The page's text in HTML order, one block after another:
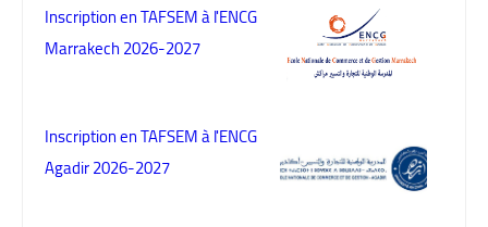
Inscription en TAFSEM à l'ENCG
Marrakech 2026-2027
Inscription en TAFSEM à l'ENCG
Agadir 2026-2027